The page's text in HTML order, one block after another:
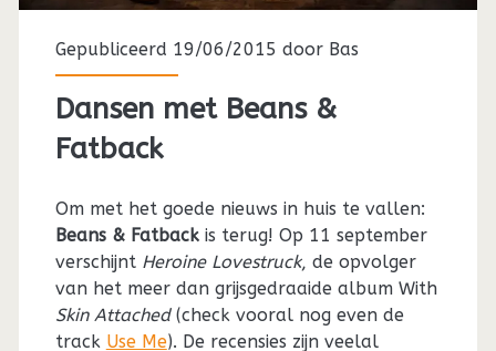
Gepubliceerd 19/06/2015 door Bas
Dansen met Beans &
Fatback
Om met het goede nieuws in huis te vallen:
Beans & Fatbackis terug! Op 11 september
verschijnt Heroine Lovestruck, de opvolger
van het meer dan grijsgedraaide album With
Skin Attached(check vooral nog even de
track Use Me). De recensies zijn veelal